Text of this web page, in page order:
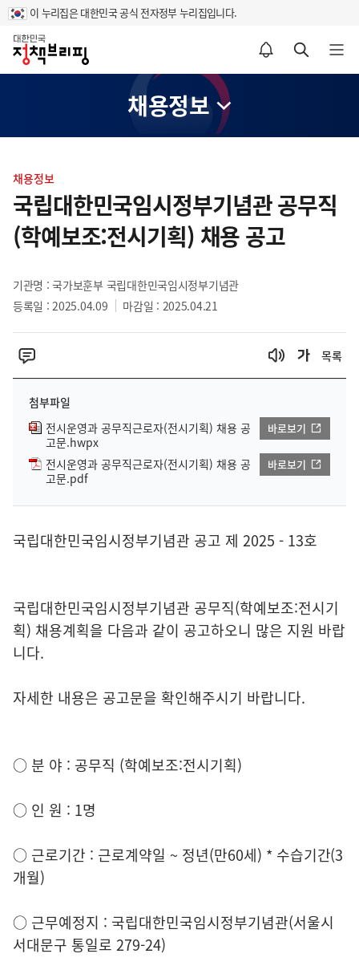
이 누리집은 대한민국 공식 전자정부 누리집입니다.
홈
알림설정 바로가기 검색 바로가기 메뉴 열기
채용정보
텐
츠
영
역
채용정보
국립대한민국임시정부기념관 공무직
(학예보조:전시기획) 채용 공고
기관명 : 국가보훈부 국립대한민국임시정부기념관
등록일 : 2025.04.09
마감일 : 2025.04.21
목록
첨부파일
전시운영과 공무직근로자(전시기획) 채용 공
고문.hwpx
바로보기
전시운영과 공무직근로자(전시기획) 채용 공
고문.pdf
바로보기
국립대한민국임시정부기념관 공고 제 2025 - 13호
국립대한민국임시정부기념관 공무직(학예보조:전시기
획) 채용계획을 다음과 같이 공고하오니 많은 지원 바랍
니다.
자세한 내용은 공고문을 확인해주시기 바랍니다.
○ 분 야 : 공무직 (학예보조:전시기획)
○ 인 원 : 1명
○ 근로기간 : 근로계약일 ~ 정년(만60세) * 수습기간(3
개월)
○ 근무예정지 : 국립대한민국임시정부기념관(서울시
서대문구 통일로 279-24)